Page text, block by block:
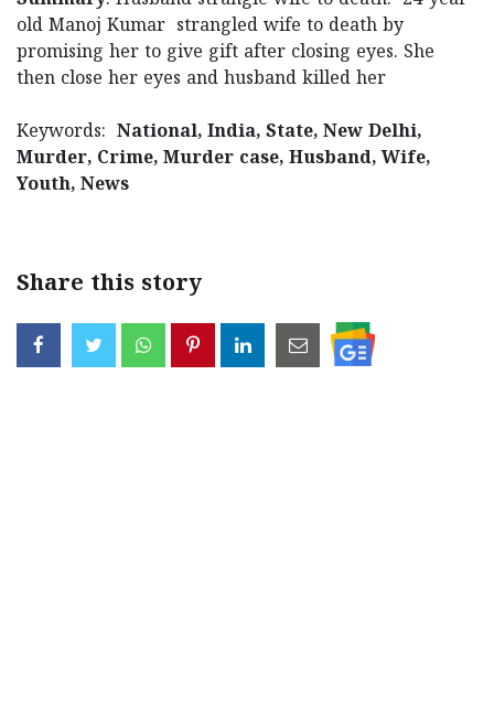
old Manoj Kumar strangled wife to death by
promising her to give gift after closing eyes. She
then close her eyes and husband killed her
Keywords: National, India, State, New Delhi,
Murder, Crime, Murder case, Husband, Wife,
Youth, News
Share this story